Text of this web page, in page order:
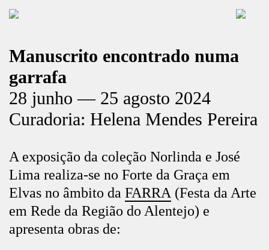
Manuscrito encontrado numa
garrafa
28 junho — 25 agosto 2024
Curadoria: Helena Mendes Pereira
A exposição da coleção Norlinda e José
Lima realiza-se no Forte da Graça em
Elvas no âmbito da FARRA (Festa da Arte
em Rede da Região do Alentejo) e
apresenta obras de: